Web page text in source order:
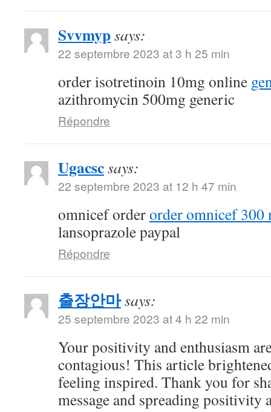
Svvmypsays:
22 septembre 2023 at 3 h 25 min
order isotretinoin 10mg online
azithromycin 500mg generic
Répondre
Ugacscsays:
22 septembre 2023 at 12 h 47 min
omnicef orderorder omnicef 300
lansoprazole paypal
Répondre
출장안마says:
25 septembre 2023 at 4 h 22 min
Your positivity and enthusiasm
contagious! This article
feeling inspired. Thank you for
message and spreading positivity